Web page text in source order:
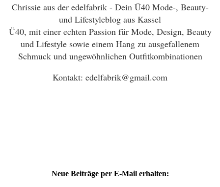
Chrissie aus der edelfabrik - Dein Ü40 Mode-, Beauty-
und Lifestyleblog aus Kassel
Ü40, mit einer echten Passion für Mode, Design, Beauty
und Lifestyle sowie einem Hang zu ausgefallenem
Schmuck und ungewöhnlichen Outfitkombinationen
Kontakt: edelfabrik@gmail.com
Neue Beiträge per E-Mail erhalten: